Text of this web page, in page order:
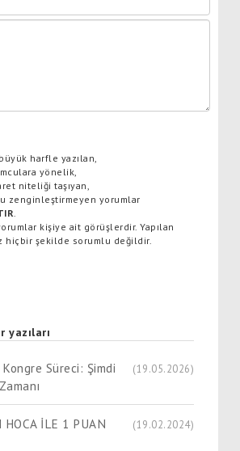
harfle yazılan,
yönelik,
niteliği taşıyan,
zenginleştirmeyen yorumlar
.
kişiye ait görüşlerdir. Yapılan
hiçbir şekilde sorumlu değildir.
yazıları
Süreci: Şimdi
(19.05.2026)
HOCA İLE 1 PUAN
(19.02.2024)